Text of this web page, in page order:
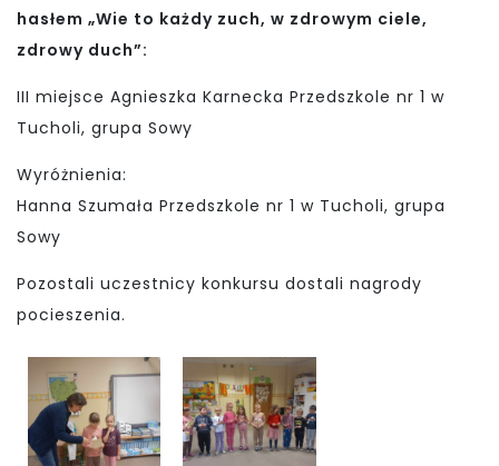
hasłem „Wie to każdy zuch, w zdrowym ciele,
zdrowy duch”:
III miejsce Agnieszka Karnecka Przedszkole nr 1 w
Tucholi, grupa Sowy
Wyróżnienia:
Hanna Szumała Przedszkole nr 1 w Tucholi, grupa
Sowy
Pozostali uczestnicy konkursu dostali nagrody
pocieszenia.